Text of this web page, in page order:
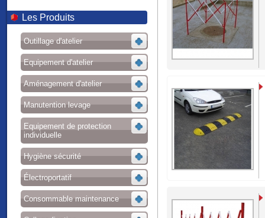
Les Produits
Outillage d'atelier
Equipement d'atelier
Aménagement d'atelier
Manutention levage
Equipement de protection
individuelle
Hygiène sécurité
Électroportatif
Consommable maintenance